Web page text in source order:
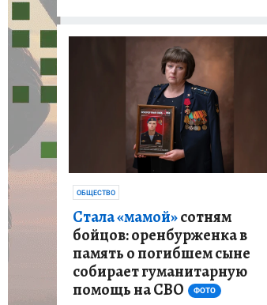
ОБЩЕСТВО
Стала «мамой»сотням
бойцов: оренбурженка в
память о погибшем сыне
собирает гуманитарную
помощь на СВО
ФОТО